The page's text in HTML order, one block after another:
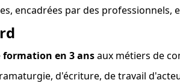
encadrées par des professionnels,
formation en 3 ans aux métiers de
d'écriture, de travail